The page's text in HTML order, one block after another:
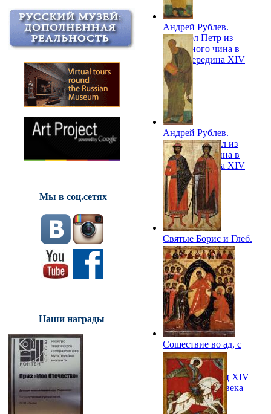
Мы в соц.сетях
Наши награды
Андрей Рублев.
Апостол Петр из
деисусного чина в
рост. Середина XIV
века
Андрей Рублев.
Апостол Павел из
деисусного чина в
рост. Середина XIV
века
Святые Борис и Глеб.
Середина XIV в.
ГРМ
Сошествие во ад, с
Деисусом и
избранными
святыми. Конец XIV
- середина XV века